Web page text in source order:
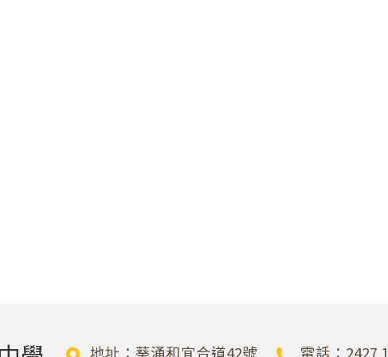
地址：葵涌和宜合道42號 電話：2427